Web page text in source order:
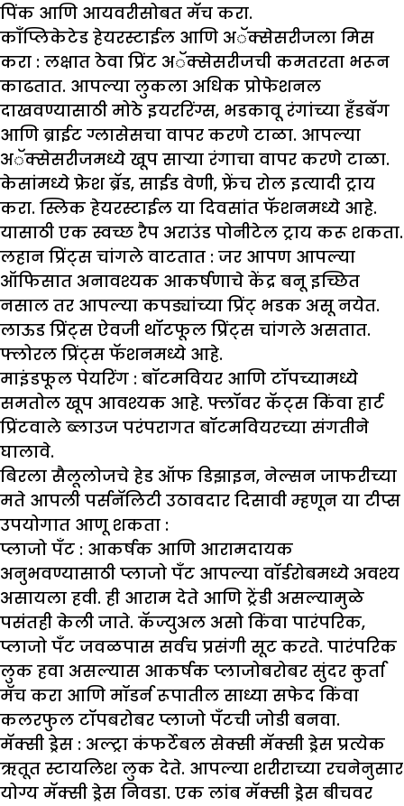
पिंक आणि आयवरीसोबत मॅच करा.
काँप्लिकेटेड हेयरस्टाईल आणि अॅक्सेसरीजला मिस
करा : लक्षात ठेवा प्रिंट अॅक्सेसरीजची कमतरता भरून
काढतात. आपल्या लुकला अधिक प्रोफेशनल
दाखवण्यासाठी मोठे इयररिंग्स, भडकावू रंगांच्या हँडबॅग
आणि ब्राईट ग्लासेसचा वापर करणे टाळा. आपल्या
अॅक्सेसरीजमध्ये खूप साऱ्या रंगाचा वापर करणे टाळा.
केसांमध्ये फ्रेश ब्रॅड, साईड वेणी, फ्रेंच रोल इत्यादी ट्राय
करा. स्लिक हेयरस्टाईल या दिवसांत फॅशनमध्ये आहे.
यासाठी एक स्वच्छ रैप अराउंड पोनीटेल ट्राय करू शकता.
लहान प्रिंट्स चांगले वाटतात : जर आपण आपल्या
ऑफिसात अनावश्यक आकर्षणाचे केंद्र बनू इच्छित
नसाल तर आपल्या कपड्यांच्या प्रिंट् भडक असू नयेत.
लाऊड प्रिंट्स ऐवजी थॉटफूल प्रिंट्स चांगले असतात.
फ्लोरल प्रिंट्स फॅशनमध्ये आहे.
माइंडफूल पेयरिंग : बॉटमवियर आणि टॉपच्यामध्ये
समतोल खूप आवश्यक आहे. फ्लॉवर कॅट्स किंवा हार्ट
प्रिंटवाले ब्लाउज परंपरागत बॉटमवियरच्या संगतीने
घालावे.
बिरला सैलूलोजचे हेड ऑफ डिझाइन, नेल्सन जाफरीच्या
मते आपली पर्सनॅलिटी उठावदार दिसावी म्हणून या टीप्स
उपयोगात आणू शकता :
प्लाजो पँट : आकर्षक आणि आरामदायक
अनुभवण्यासाठी प्लाजो पँट आपल्या वॉर्डरोबमध्ये अवश्य
असायला हवी. ही आराम देते आणि ट्रेंडी असल्यामुळे
पसंतही केली जाते. कॅज्युअल असो किंवा पारंपरिक,
प्लाजो पँट जवळपास सर्वच प्रसंगी सूट करते. पारंपरिक
लुक हवा असल्यास आकर्षक प्लाजोबरोबर सुंदर कुर्ता
मॅच करा आणि मॉडर्न रूपातील साध्या सफेद किंवा
कलरफुल टॉपबरोबर प्लाजो पँटची जोडी बनवा.
मॅक्सी ड्रेस : अल्ट्रा कंफर्टेबल सेक्सी मॅक्सी ड्रेस प्रत्येक
ऋतूत स्टायलिश लुक देते. आपल्या शरीराच्या रचनेनुसार
योग्य मॅक्सी ड्रेस निवडा. एक लांब मॅक्सी ड्रेस बीचवर